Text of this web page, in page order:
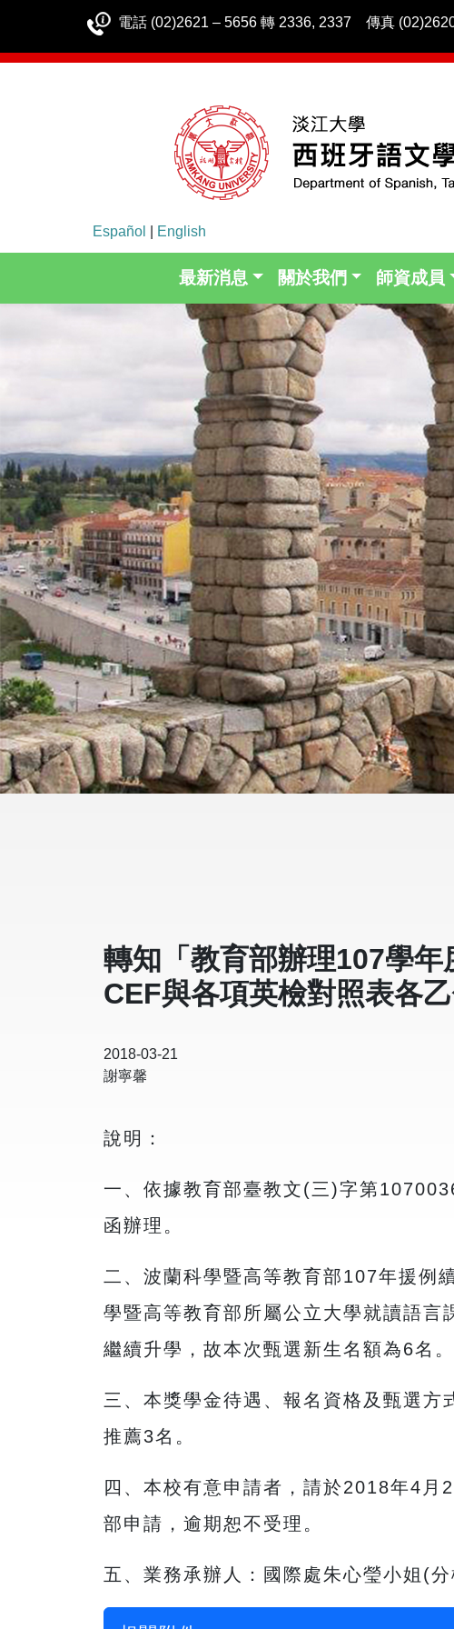
電話 (02)2621 – 5656 轉 2336, 2337 傳真
Español English
最新消息 關於我們 師資成員
轉知「教育部辦理107學
CEF與各項英檢對照表各
2018-03-21
謝寧馨
說明：
一、依據教育部臺教文(三)字第
函辦理。
二、波蘭科學暨高等教育部107年援例
學暨高等教育部所屬公立大學就讀語
繼續升學，故本次甄選新生名額為6名。
三、本獎學金待遇、報名資格及甄選
推薦3名。
四、本校有意申請者，請於2018年4月
部申請，逾期恕不受理。
五、業務承辦人：國際處朱心瑩小姐(分